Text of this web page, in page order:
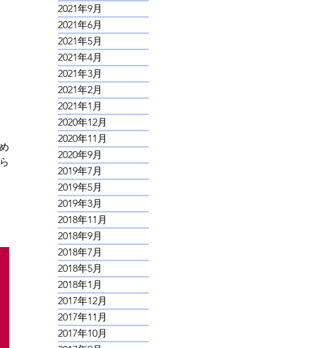
ま
2021年9月
2021年6月
2021年5月
2021年4月
2021年3月
2021年2月
2021年1月
2020年12月
2020年11月
2020年9月
2019年7月
2019年5月
2019年3月
2018年11月
2018年9月
2018年7月
2018年5月
2018年1月
2017年12月
2017年11月
2017年10月